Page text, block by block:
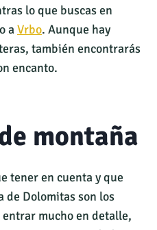
lo que buscas en
aVrbo. Aunque hay
también encontrarás
encanto.
montaña
tener en cuenta y que
Dolomitas son los
entrar mucho en detalle,